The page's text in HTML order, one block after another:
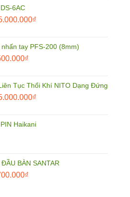
6AC
₫Giá
là:
tay PFS-200 (8mm)
₫Giá
là:
1.500.000₫.
Tục Thổi Khí NITO Dạng Đứng
₫Giá
là:
Haikani
BÀN SANTAR
₫Giá